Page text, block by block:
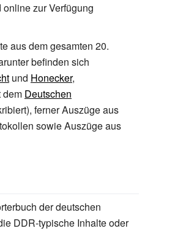
zur Verfügung
aus dem gesamten 20.
befinden sich
und Honecker,
dem Deutschen
ferner Auszüge aus
sowie Auszüge aus
der deutschen
DDR-typische Inhalte oder